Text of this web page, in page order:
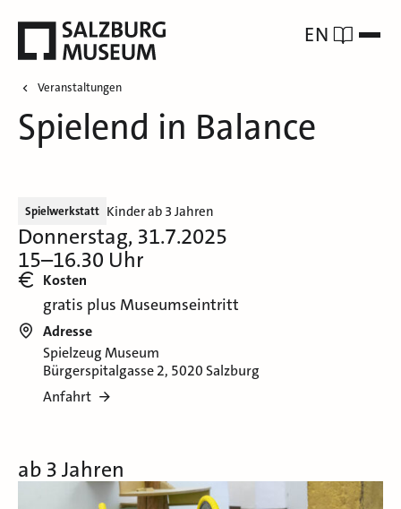
EN
Veranstaltungen
Spielend in Balance
Spielwerkstatt Kinder ab 3 Jahren
Donnerstag, 31.7.2025
15–16.30 Uhr
Kosten
gratis plus Museumseintritt
Adresse
Spielzeug Museum
Bürgerspitalgasse 2, 5020 Salzburg
Anfahrt
ab 3 Jahren